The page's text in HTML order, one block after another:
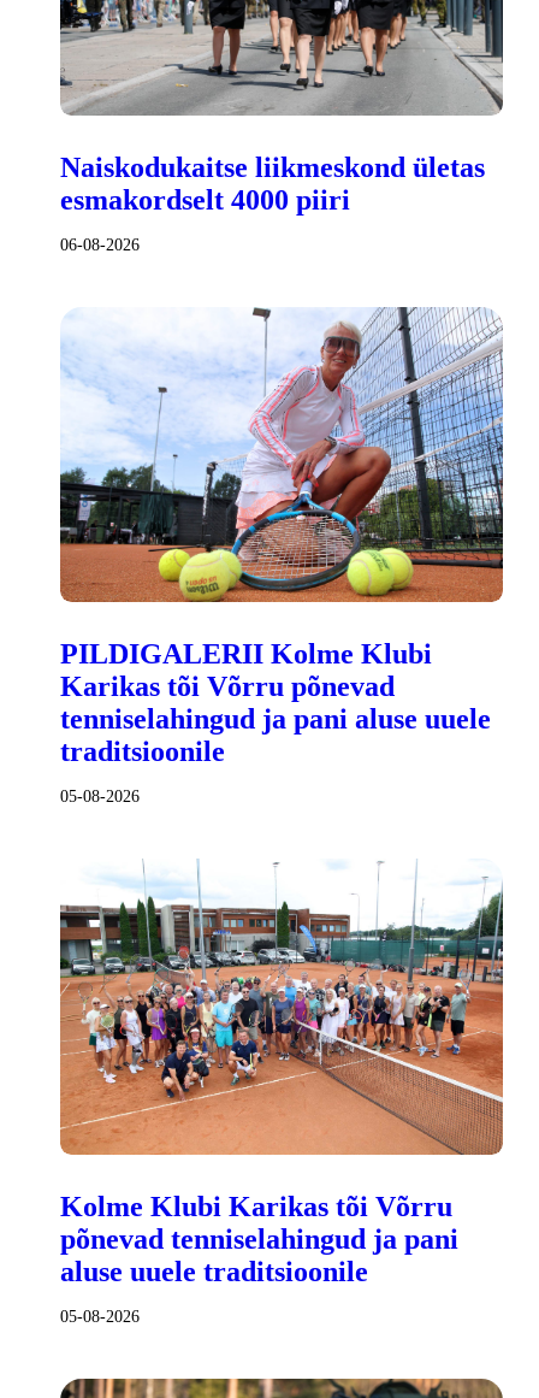
Naiskodukaitse liikmeskond ületas
esmakordselt 4000 piiri
06-08-2026
PILDIGALERII Kolme Klubi
Karikas tõi Võrru põnevad
tenniselahingud ja pani aluse uuele
traditsioonile
05-08-2026
Kolme Klubi Karikas tõi Võrru
põnevad tenniselahingud ja pani
aluse uuele traditsioonile
05-08-2026